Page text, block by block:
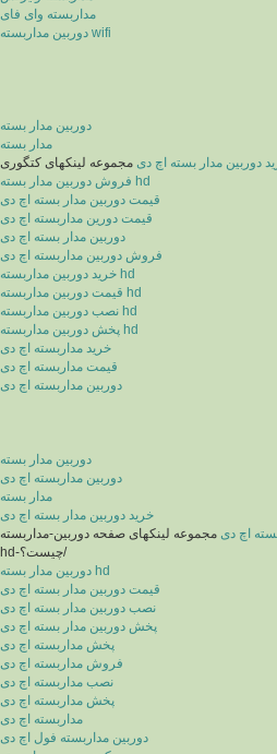
مداربسته وای فای
دوربین مداربسته wifi
دوربین مدار بسته
مدار بسته
دوربین مدار بسته اچ دی
فروش دوربین مدار بسته hd
قیمت دوربین مدار بسته اچ دی
قیمت دورین مداربسته اچ دی
دوربین مدار بسته اچ دی
فروش دوربین مداربسته اچ دی
خرید دوربین مداربسته hd
قیمت دوربین مداربسته hd
نصب دوربین مداربسته hd
پخش دوربین مداربسته hd
خرید مداربسته اچ دی
قیمت مداربسته اچ دی
دوربین مداربسته اچ دی
دوربین مدار بسته
دوربین مداربسته اچ دی
مدار بسته
خرید دوربین مدار بسته اچ دی
اچ دی مجموعه لینکهای صفحه دوربین-مداربسته-
hd-چیست؟/
دوربین مدار بسته hd
قیمت دوربین مدار بسته اچ دی
نصب دوربین مدار بسته اچ دی
پخش دوربین مدار بسته اچ دی
پخش مداربسته اچ دی
فروش مداربسته اچ دی
نصب مداربسته اچ دی
پخش مداربسته اچ دی
مداربسته اچ دی
دوربین مداربسته فول اچ دی